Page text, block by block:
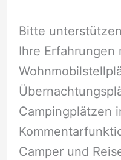
Bitte
Ihre Erfahrungen
Campingplätzen
Camper und